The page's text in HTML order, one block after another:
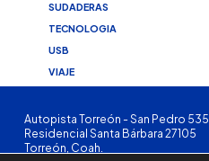
SUDADERAS
TECNOLOGIA
USB
VIAJE
Autopista Torreón - San Pedro 535,
Residencial Santa Bárbara 27105
Torreón, Coah.